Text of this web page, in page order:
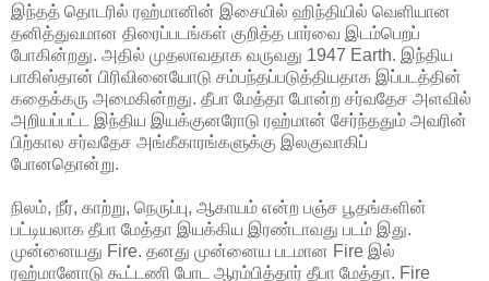
இந்தத் தொடரில் ரஹ்மானின் இசையில் ஹிந்தியில் வெளியான
தனித்துவமான திரைப்படங்கள் குறித்த பார்வை இடம்பெறப்
போகின்றது. அதில் முதலாவதாக வருவது 1947 Earth. இந்திய
பாகிஸ்தான் பிரிவினையோடு சம்பந்தப்படுத்தியதாக இப்படத்தின்
கதைக்கரு அமைகின்றது. தீபா மேத்தா போன்ற சர்வதேச அளவில்
அறியப்பட்ட இந்திய இயக்குனரோடு ரஹ்மான் சேர்ந்ததும் அவரின்
பிற்கால சர்வதேச அங்கீகாரங்களுக்கு இலகுவாகிப்
போனதொன்று.
நிலம், நீர், காற்று, நெருப்பு, ஆகாயம் என்ற பஞ்ச பூதங்களின்
பட்டியலாக தீபா மேத்தா இயக்கிய இரண்டாவது படம் இது.
முன்னையது Fire. தனது முன்னைய படமான Fire இல்
ரஹ்மானோடு கூட்டணி போட ஆரம்பித்தார் தீபா மேத்தா. Fire